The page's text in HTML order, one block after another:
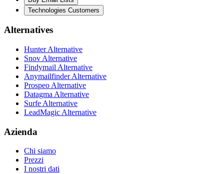
Technologies Customers
Alternatives
Hunter Alternative
Snov Alternative
Findymail Alternative
Anymailfinder Alternative
Prospeo Alternative
Datagma Alternative
Surfe Alternative
LeadMagic Alternative
Azienda
Chi siamo
Prezzi
I nostri dati